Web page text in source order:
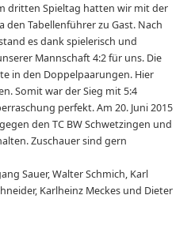
dritten Spieltag hatten wir mit der
Tabellenführer zu Gast. Nach
es dank spielerisch und
Mannschaft 4:2 für uns. Die
in den Doppelpaarungen. Hier
Somit war der Sieg mit 5:4
perfekt. Am 20. Juni 2015
den TC BW Schwetzingen und
Zuschauer sind gern
Sauer, Walter Schmich, Karl
Karlheinz Meckes und Dieter